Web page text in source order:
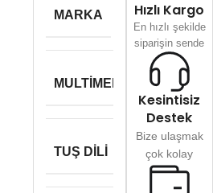
MARKA Lecoo
MULTIMEDYA –
TUŞ DILI Q Türkçe
Hızlı Kargo
En hızlı şekilde
siparişin sende
Kesintisiz
Destek
Bize ulaşmak
çok kolay